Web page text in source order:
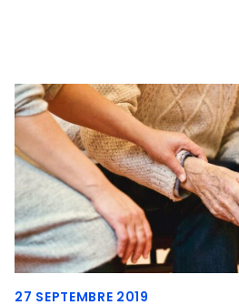
27 SEPTEMBRE 2019